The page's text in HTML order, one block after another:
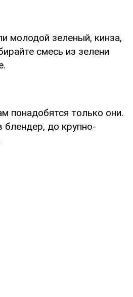
молодой зеленый, кинза,
смесь из зелени
понадобятся только они.
до крупно-